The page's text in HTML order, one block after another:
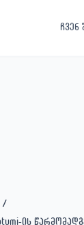
ჩვენ
ის